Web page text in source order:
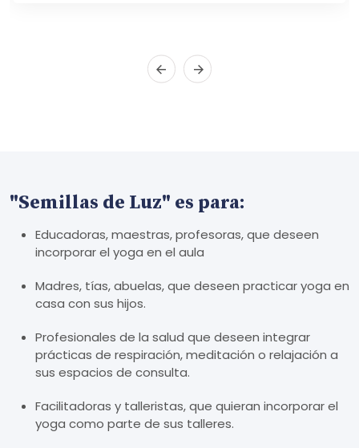
"Semillas de Luz" es para:
Educadoras, maestras, profesoras, que deseen
incorporar el yoga en el aula
Madres, tías, abuelas, que deseen practicar yoga en
casa con sus hijos.
Profesionales de la salud que deseen integrar
prácticas de respiración, meditación o relajación a
sus espacios de consulta.
Facilitadoras y talleristas, que quieran incorporar el
yoga como parte de sus talleres.